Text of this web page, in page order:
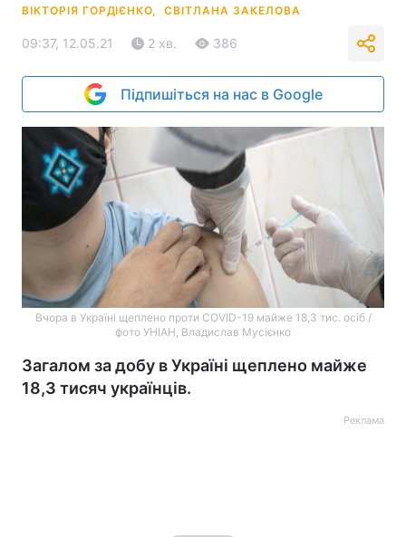
ВІКТОРІЯ ГОРДІЄНКО, СВІТЛАНА ЗАКЕЛОВА
09:37, 12.05.21 2 хв. 386
Підпишіться на нас в Google
Вчора в Україні щеплено проти COVID-19 майже 18,3 тис. осіб /
фото УНІАН, Владислав Мусієнко
Загалом за добу в Україні щеплено майже
18,3 тисяч українців.
Реклама